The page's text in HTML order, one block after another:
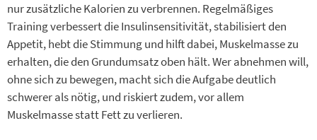
nur zusätzliche Kalorien zu verbrennen. Regelmäßiges
Training verbessert die Insulinsensitivität, stabilisiert den
Appetit, hebt die Stimmung und hilft dabei, Muskelmasse zu
erhalten, die den Grundumsatz oben hält. Wer abnehmen will,
ohne sich zu bewegen, macht sich die Aufgabe deutlich
schwerer als nötig, und riskiert zudem, vor allem
Muskelmasse statt Fett zu verlieren.